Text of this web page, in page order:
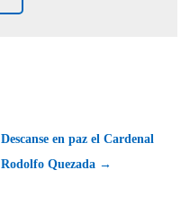
Descanse en paz el Cardenal
Rodolfo Quezada →